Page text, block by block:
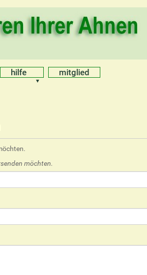
hilfe mitglied
möchten.